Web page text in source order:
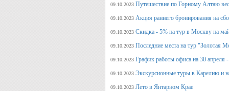
09.10.2023 Путешествие по Горному Алтаю
09.10.2023 Акция раннего бронирования на
09.10.2023 Скидка - 5% на тур в Москву на
09.10.2023 Последние места на тур "Золотая
09.10.2023 График работы офиса на 30 апреля
09.10.2023 Экскурсионные туры в Карелию и
09.10.2023 Лето в Янтарном Крае